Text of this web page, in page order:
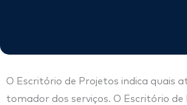
O Escritório de Projetos indica quais
tomador dos serviços. O Escritório de